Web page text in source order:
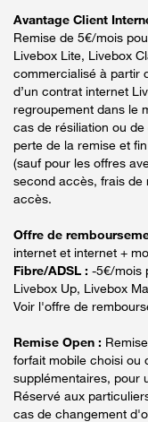
Avantage Client
Remise de 5€/mois
Livebox Lite, Livebox
commercialisé à partir
d’un contrat internet
regroupement dans le
cas de résiliation ou
perte de la remise et
(sauf pour les offres
second accès, frais de
accès.
Offre de
internet et internet +
Fibre/ADSL : -5€/mois
Livebox Up, Livebox
Voir l'offre de
Remise Open :
forfait mobile choisi ou
supplémentaires, pour
Réservé aux
cas de changement